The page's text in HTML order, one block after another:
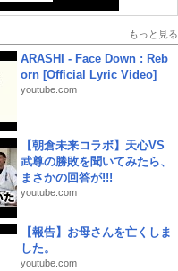
もっと見る
ARASHI - Face Down : Reb
orn [Official Lyric Video]
youtube.com
【朝倉未来コラボ】天心VS
武尊の勝敗を聞いてみたら、
まさかの回答が!!!
youtube.com
【報告】お母さんを亡くしま
した。
youtube.com